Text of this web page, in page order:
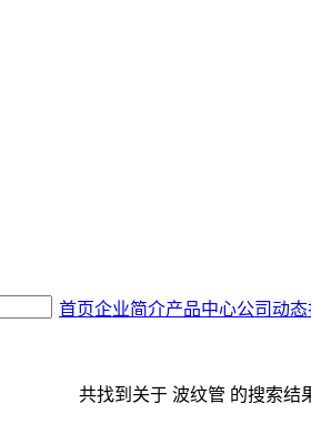
首页企业简介产品中心公司动态
共找到关于 波纹管 的搜索结